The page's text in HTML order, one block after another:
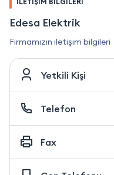
Edesa Elektrik
Firmamızın iletişim bilgileri
Yetkili Kişi
Telefon
Fax